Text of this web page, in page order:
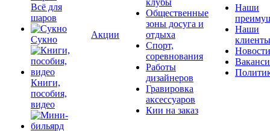
Всё для
шаров
Сукно
Книги,
пособия,
видео
Акции
клубы
Общественные
зоны досуга и
отдыха
Спорт,
соревнования
Работы
дизайнеров
Гравировка
аксессуаров
Кии на заказ
Наши
Наши
клиенты
Новости